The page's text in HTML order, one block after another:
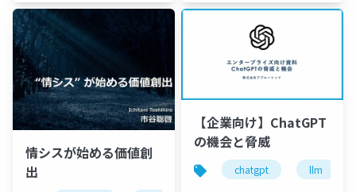
情シスが始める価値創
出
【企業向け】ChatGPT
の機会と脅威
chatgpt llm